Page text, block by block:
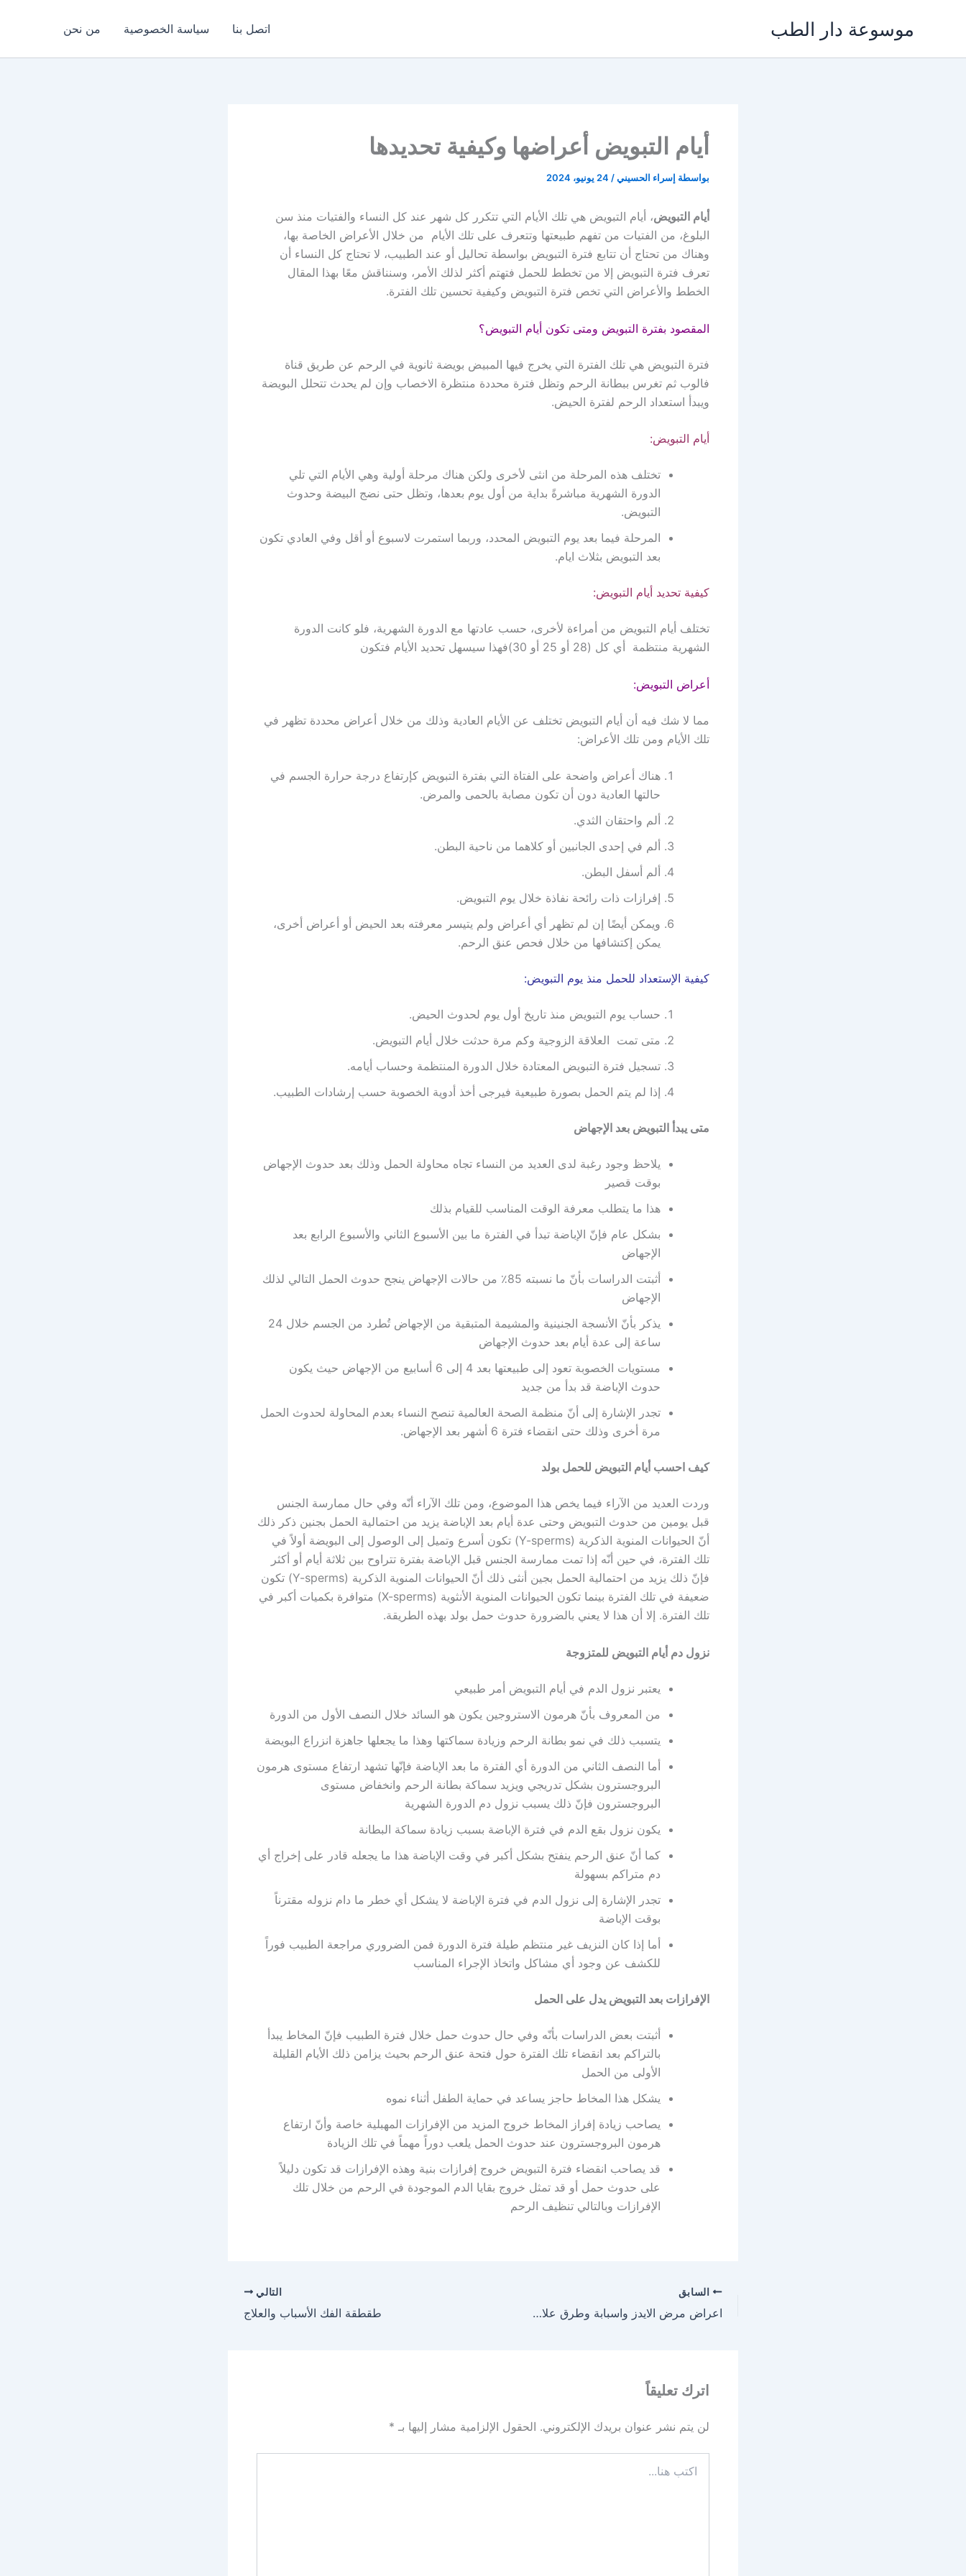
موسوعة دار الطب اتصل بنا سياسة الخصوصية من نحن
أيام التبويض أعراضها وكيفية تحديدها
بواسطة إسراء الحسيني/ 24 يونيو، 2024
أيام التبويض، أيام التبويض هي تلك الأيام التي تتكرر كل شهر عند كل النساء والفتيات منذ سن
البلوغ، من الفتيات من تفهم طبيعتها وتتعرف على تلك الأيام من خلال الأعراض الخاصة بها،
وهناك من تحتاج أن تتابع فترة التبويض بواسطة تحاليل أو عند الطبيب، لا تحتاج كل النساء أن
تعرف فترة التبويض إلا من تخطط للحمل فتهتم أكثر لذلك الأمر، وسنناقش معًا بهذا المقال
الخطط والأعراض التي تخص فترة التبويض وكيفية تحسين تلك الفترة.
المقصود بفترة التبويض ومتى تكون أيام التبويض؟
فترة التبويض هي تلك الفترة التي يخرج فيها المبيض بويضة ثانوية في الرحم عن طريق قناة
فالوب ثم تغرس ببطانة الرحم وتظل فترة محددة منتظرة الاخصاب وإن لم يحدث تتحلل البويضة
ويبدأ استعداد الرحم لفترة الحيض.
أيام التبويض:
تختلف هذه المرحلة من انثى لأخرى ولكن هناك مرحلة أولية وهي الأيام التي تلي
الدورة الشهرية مباشرةً بداية من أول يوم بعدها، وتظل حتى نضج البيضة وحدوث
التبويض.
المرحلة فيما بعد يوم التبويض المحدد، وربما استمرت لاسبوع أو أقل وفي العادي تكون
بعد التبويض بثلاث ايام.
كيفية تحديد أيام التبويض:
تختلف أيام التبويض من أمراءة لأخرى، حسب عادتها مع الدورة الشهرية، فلو كانت الدورة
الشهرية منتظمة أي كل (28 أو 25 أو 30)فهذا سيسهل تحديد الأيام فتكون
أعراض التبويض:
مما لا شك فيه أن أيام التبويض تختلف عن الأيام العادية وذلك من خلال أعراض محددة تظهر في
تلك الأيام ومن تلك الأعراض:
هناك أعراض واضحة على الفتاة التي بفترة التبويض كإرتفاع درجة حرارة الجسم في
حالتها العادية دون أن تكون مصابة بالحمى والمرض.
ألم واحتقان الثدي.
ألم في إحدى الجانبين أو كلاهما من ناحية البطن.
ألم أسفل البطن.
إفرازات ذات رائحة نفاذة خلال يوم التبويض.
ويمكن أيضًا إن لم تظهر أي أعراض ولم يتيسر معرفته بعد الحيض أو أعراض أخرى،
يمكن إكتشافها من خلال فحص عنق الرحم.
كيفية الإستعداد للحمل منذ يوم التبويض:
حساب يوم التبويض منذ تاريخ أول يوم لحدوث الحيض.
متى تمت العلاقة الزوجية وكم مرة حدثت خلال أيام التبويض.
تسجيل فترة التبويض المعتادة خلال الدورة المنتظمة وحساب أيامه.
إذا لم يتم الحمل بصورة طبيعية فيرجى أخذ أدوية الخصوبة حسب إرشادات الطبيب.
متى يبدأ التبويض بعد الإجهاض
يلاحظ وجود رغبة لدى العديد من النساء تجاه محاولة الحمل وذلك بعد حدوث الإجهاض
بوقت قصير
هذا ما يتطلب معرفة الوقت المناسب للقيام بذلك
بشكل عام فإنّ الإباضة تبدأ في الفترة ما بين الأسبوع الثاني والأسبوع الرابع بعد
الإجهاض
أثبتت الدراسات بأنّ ما نسبته 85٪ من حالات الإجهاض ينجح حدوث الحمل التالي لذلك
الإجهاض
يذكر بأنّ الأنسجة الجنينية والمشيمة المتبقية من الإجهاض تُطرد من الجسم خلال 24
ساعة إلى عدة أيام بعد حدوث الإجهاض
مستويات الخصوبة تعود إلى طبيعتها بعد 4 إلى 6 أسابيع من الإجهاض حيث يكون
حدوث الإباضة قد بدأ من جديد
تجدر الإشارة إلى أنّ منظمة الصحة العالمية تنصح النساء بعدم المحاولة لحدوث الحمل
مرة أخرى وذلك حتى انقضاء فترة 6 أشهر بعد الإجهاض.
كيف احسب أيام التبويض للحمل بولد
وردت العديد من الآراء فيما يخص هذا الموضوع، ومن تلك الآراء أنّه وفي حال ممارسة الجنس
قبل يومين من حدوث التبويض وحتى عدة أيام بعد الإباضة يزيد من احتمالية الحمل بجنين ذكر ذلك
أنّ الحيوانات المنوية الذكرية (Y-sperms) تكون أسرع وتميل إلى الوصول إلى البويضة أولاً في
تلك الفترة، في حين أنّه إذا تمت ممارسة الجنس قبل الإباضة بفترة تتراوح بين ثلاثة أيام أو أكثر
فإنّ ذلك يزيد من احتمالية الحمل بجين أنثى ذلك أنّ الحيوانات المنوية الذكرية (Y-sperms) تكون
ضعيفة في تلك الفترة بينما تكون الحيوانات المنوية الأنثوية (X-sperms) متوافرة بكميات أكبر في
تلك الفترة. إلا أن هذا لا يعني بالضرورة حدوث حمل بولد بهذه الطريقة.
نزول دم أيام التبويض للمتزوجة
يعتبر نزول الدم في أيام التبويض أمر طبيعي
من المعروف بأنّ هرمون الاستروجين يكون هو السائد خلال النصف الأول من الدورة
يتسبب ذلك في نمو بطانة الرحم وزيادة سماكتها وهذا ما يجعلها جاهزة انزراع البويضة
أما النصف الثاني من الدورة أي الفترة ما بعد الإباضة فإنّها تشهد ارتفاع مستوى هرمون
البروجسترون بشكل تدريجي ويزيد سماكة بطانة الرحم وانخفاض ​​مستوى
البروجسترون فإنّ ذلك يسبب نزول دم الدورة الشهرية
يكون نزول بقع الدم في فترة الإباضة بسبب زيادة سماكة البطانة
كما أنّ عنق الرحم ينفتح بشكل أكبر في وقت الإباضة هذا ما يجعله قادر على إخراج أي
دم متراكم بسهولة
تجدر الإشارة إلى نزول الدم في فترة الإباضة لا يشكل أي خطر ما دام نزوله مقترناً
بوقت الإباضة
أما إذا كان النزيف غير منتظم طيلة فترة الدورة فمن الضروري مراجعة الطبيب فوراً
للكشف عن وجود أي مشاكل واتخاذ الإجراء المناسب
الإفرازات بعد التبويض يدل على الحمل
أثبتت بعض الدراسات بأنّه وفي حال حدوث حمل خلال فترة الطبيب فإنّ المخاط يبدأ
بالتراكم بعد انقضاء تلك الفترة حول فتحة عنق الرحم بحيث يزامن ذلك الأيام القليلة
الأولى من الحمل
يشكل هذا المخاط حاجز يساعد في حماية الطفل أثناء نموه
يصاحب زيادة إفراز المخاط خروج المزيد من الإفرازات المهبلية خاصة وأنّ ارتفاع
هرمون البروجسترون عند حدوث الحمل يلعب دوراً مهماً في تلك الزيادة
قد يصاحب انقضاء فترة التبويض خروج إفرازات بنية وهذه الإفرازات قد تكون دليلاً
على حدوث حمل أو قد تمثل خروج بقايا الدم الموجودة في الرحم من خلال تلك
الإفرازات وبالتالي تنظيف الرحم
السابق
اعراض مرض الايدز واسبابة وطرق علاجة
التالي
طقطقة الفك الأسباب والعلاج
اترك تعليقاً
لن يتم نشر عنوان بريدك الإلكتروني. الحقول الإلزامية مشار إليها بـ *
هنا...